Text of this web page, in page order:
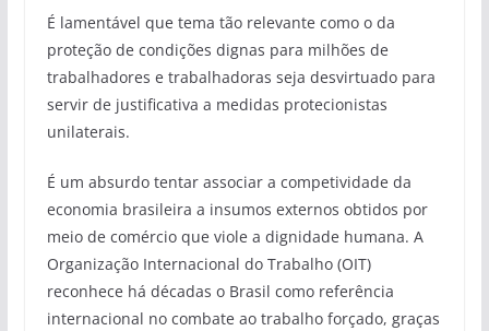
É lamentável que tema tão relevante como o da
proteção de condições dignas para milhões de
trabalhadores e trabalhadoras seja desvirtuado para
servir de justificativa a medidas protecionistas
unilaterais.
É um absurdo tentar associar a competividade da
economia brasileira a insumos externos obtidos por
meio de comércio que viole a dignidade humana. A
Organização Internacional do Trabalho (OIT)
reconhece há décadas o Brasil como referência
internacional no combate ao trabalho forçado, graças